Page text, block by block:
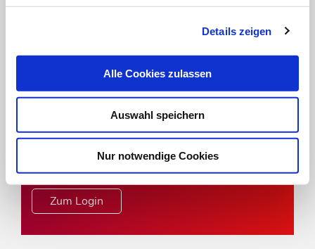
Details zeigen
Alle Cookies zulassen
Auswahl speichern
Nur notwendige Cookies
Online-Angebot der MT im
Um das Online-Angebot der MT im Dialog
uneingeschränkt nutzen zu können, müssen Sie
Abonnentennummer registrieren.
Zum Login